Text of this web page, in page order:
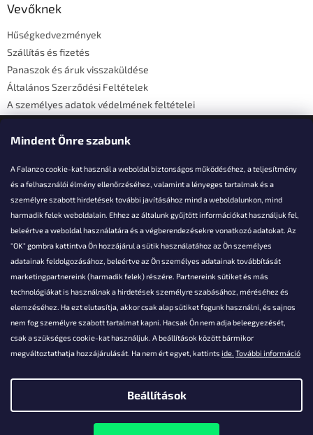
Mindent Önre szabunk
A Falanzo cookie-kat használ a weboldal biztonságos működéséhez, a teljesítmény
és a felhasználói élmény ellenőrzéséhez, valamint a lényeges tartalmak és a
személyre szabott hirdetések további javításához mind a weboldalunkon, mind
harmadik felek weboldalain. Ehhez az általunk gyűjtött információkat használjuk fel,
beleértve a weboldal használatára és a végberendezésekre vonatkozó adatokat. Az
"OK" gombra kattintva Ön hozzájárul a sütik használatához az Ön személyes
adatainak feldolgozásához, beleértve az Ön személyes adatainak továbbítását
marketingpartnereink (harmadik felek) részére. Partnereink sütiket és más
technológiákat is használnak a hirdetések személyre szabásához, méréséhez és
elemzéséhez. Ha ezt elutasítja, akkor csak alap sütiket fogunk használni, és sajnos
nem fog személyre szabott tartalmat kapni. Hacsak Ön nem adja beleegyezését,
csak a szükséges cookie-kat használjuk. A beállítások között bármikor
megváltoztathatja hozzájárulását. Ha nem ért egyet, kattints ide. További információ
Beállítások
Vevőknek
Hűségkedvezmények
Szállítás és fizetés
Panaszok és áruk visszaküldése
Általános Szerződési Feltételek
A személyes adatok védelmének feltételei
Elérhetőségi adatok
Akarsz kérdezni valamit?
info@falanzo.hu